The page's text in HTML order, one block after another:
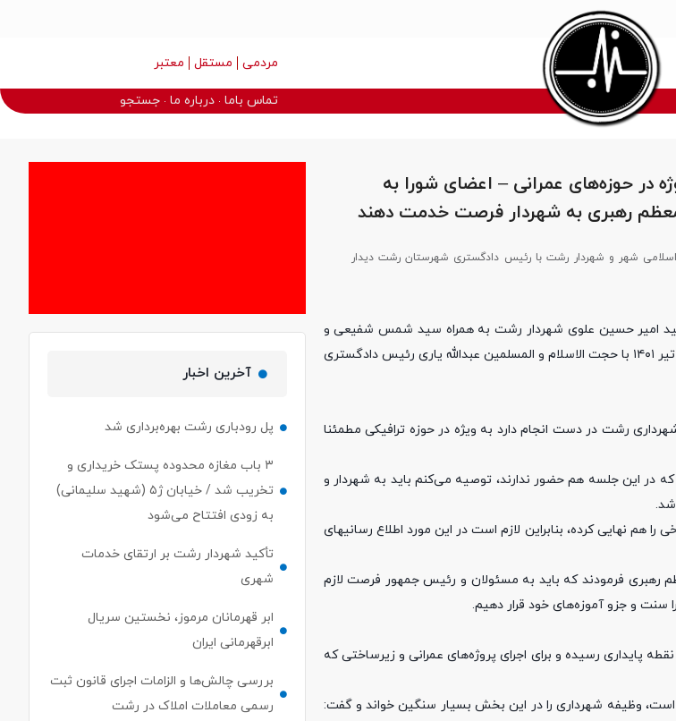
مردمی مستقل معتبر
تماس باما درباره ما جستجو
در حوزه‌های عمرانی – اعضای شورا به
رهبری به شهردار فرصت خدمت دهند
شهر و شهردار رشت با رئیس دادگستری شهرستان رشت دیدار
امیر حسین علوی شهردار رشت به همراه سید شمس شفیعی و
هادی رمضانی از اعضای شورای اسلامی شهر معاونین و مدیران مناطق پنجگانه امروز چهارشنبه ۸ تیر ۱۴۰۱ با حجت‌ الاسلام و المسلمین عبدالله یاری رئیس دادگستری
رشت در دست انجام دارد به ویژه در حوزه ترافیکی مطمئنا
در این جلسه هم حضور ندارند، توصیه می‌کنم باید به شهردار و
شد.
نهایی کرده، بنابراین لازم است در این مورد اطلاع‌ رسانیهای
فرمودند که باید به مسئولان‌ و رئیس‌ جمهور فرصت لازم
سنت و ‌جزو آموزه‌های خود قرار دهیم.
پایداری رسیده و برای اجرای پروژه‌های عمرانی و زیرساختی که
بودجه تعریف شده است، وظیفه شهرداری را در این بخش بسیار سنگین خواند و گفت:
آخرین اخبار
پل رودباری رشت بهره‌برداری شد
۳ باب مغازه محدوده پستک خریداری و
تخریب شد / خیابان ژ۵ (شهید سلیمانی)
به زودی افتتاح می‌شود
تأکید شهردار رشت بر ارتقای خدمات
شهری
ابر قهرمانان مرموز، نخستین سریال
ابرقهرمانی ایران
بررسی چالش‌ها و الزامات اجرای قانون ثبت
رسمی معاملات املاک در رشت